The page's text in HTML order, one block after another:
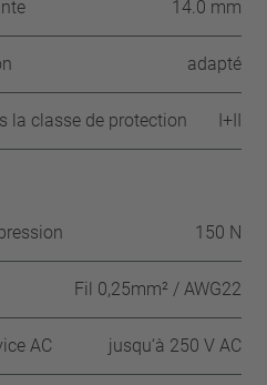
14.0 mm
adapté
la classe de protection I+II
150 N
Fil 0,25mm² / AWG22
AC jusqu‘à 250 V AC